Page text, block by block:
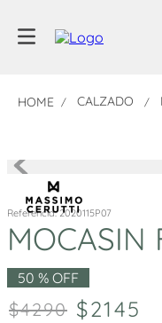
CALZADO
Referencia:2020115P07
MOCASIN
50 % OFF
4290 2145